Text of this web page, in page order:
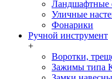
Ландшафтные
Уличные
Фонарики
Ручной инструмент
+
Воротки,
Зажимы типа